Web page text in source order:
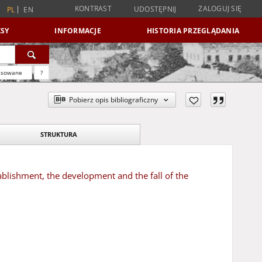
PL EN KONTRAST UDOSTĘPNIJ ZALOGUJ SIĘ
INFORMACJE HISTORIA PRZEGLĄDANIA
?
Pobierz opis bibliograficzny
STRUKTURA
the development and the fall of the